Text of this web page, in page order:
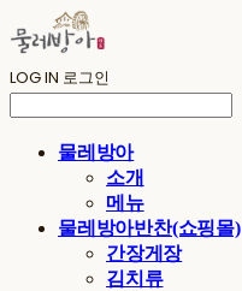
LOG IN 로그인
물레방아
소개
메뉴
물레방아반찬(쇼핑몰)
간장게장
김치류